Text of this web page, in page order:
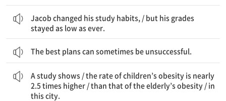
Jacob changed his study habits, / but his grades
stayed as low as ever.
The best plans can sometimes be unsuccessful.
A study shows / the rate of children’s obesity is nearly
2.5 times higher / than that of the elderly’s obesity / in
this city.